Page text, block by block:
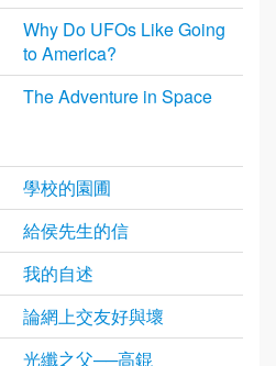
Why Do UFOs Like Going
to America?
The Adventure in Space
學校的園圃
給侯先生的信
我的自述
論網上交友好與壞
光纖之父──高錕